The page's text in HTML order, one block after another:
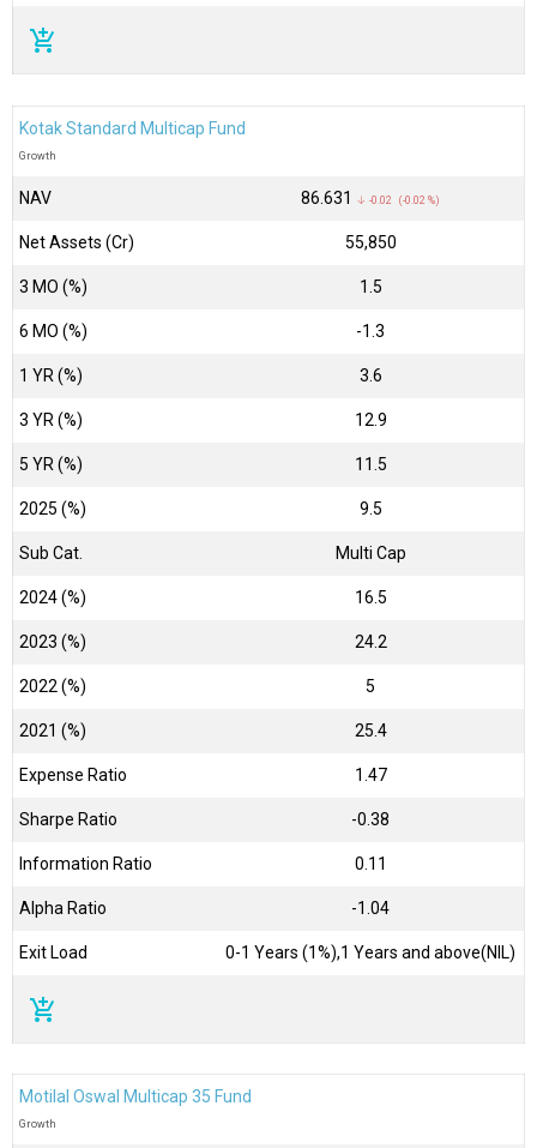
add_shopping_cart
Kotak Standard Multicap Fund
Growth
NAV ₹86.631 ↓ -0.02 (-0.02 %)
Net Assets (Cr) ₹55,850
3 MO (%) 1.5
6 MO (%) -1.3
1 YR (%) 3.6
3 YR (%) 12.9
5 YR (%) 11.5
2025 (%) 9.5
Sub Cat. Multi Cap
2024 (%) 16.5
2023 (%) 24.2
2022 (%) 5
2021 (%) 25.4
Expense Ratio 1.47
Sharpe Ratio -0.38
Information Ratio 0.11
Alpha Ratio -1.04
Exit Load 0-1 Years (1%),1 Years and above(NIL)
add_shopping_cart
Motilal Oswal Multicap 35 Fund
Growth